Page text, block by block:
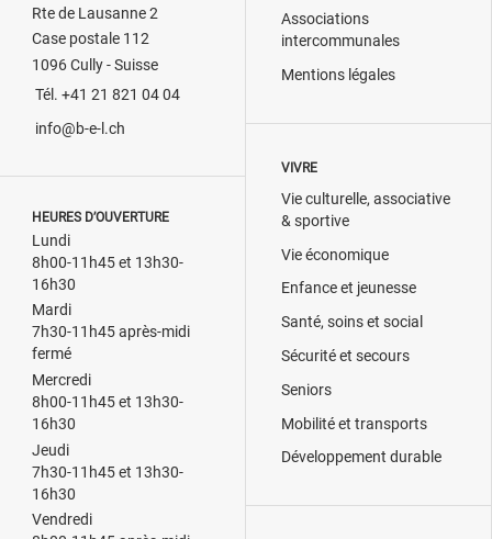
Rte de Lausanne 2
Case postale 112
1096 Cully - Suisse
Tél. +41 21 821 04 04
info@b-e-l.ch
HEURES D’OUVERTURE
Lundi
8h00-11h45 et 13h30-
16h30
Mardi
7h30-11h45 après-midi
fermé
Mercredi
8h00-11h45 et 13h30-
16h30
Jeudi
7h30-11h45 et 13h30-
16h30
Vendredi
Associations
intercommunales
Mentions légales
VIVRE
Vie culturelle, associative
& sportive
Vie économique
Enfance et jeunesse
Santé, soins et social
Sécurité et secours
Seniors
Mobilité et transports
Développement durable